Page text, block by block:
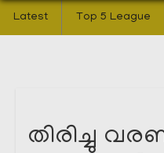
Latest Top 5 League
തിരിച്ചു